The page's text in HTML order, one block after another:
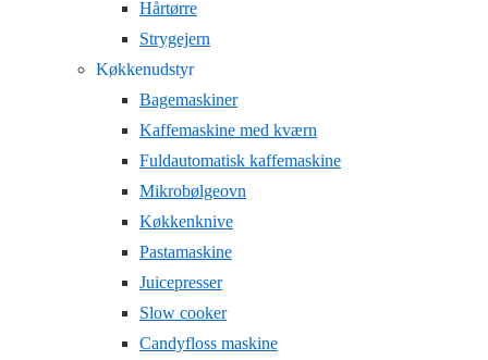
Hårtørre
Strygejern
Køkkenudstyr
Bagemaskiner
Kaffemaskine med kværn
Fuldautomatisk kaffemaskine
Mikrobølgeovn
Køkkenknive
Pastamaskine
Juicepresser
Slow cooker
Candyfloss maskine